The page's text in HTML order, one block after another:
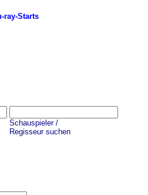
ray-Starts
Schauspieler /
Regisseur suchen